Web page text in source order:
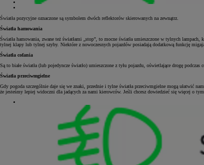
Corolla Hatchback
Światła pozycyjne oznaczone są symbolem dwóch reflektorów skierowanych na zewnątrz.
Światła hamowania
Światła hamowania, zwane też światłami „stop”, to mocne światła umieszczone w tylnych
tylnej klapy lub tylnej szyby. Niektóre z nowoczesnych pojazdów posiadają dodatkową funkcję
Światła cofania
Są to białe światła (lub pojedyncze światło) umieszczone z tyłu pojazdu, oświetlające drogę
Światła przeciwmgielne
Gdy pogoda szczególnie daje się we znaki, przednie i tylne światła przeciwmgielne mogą ułatwić
że jesteśmy lepiej widoczni dla jadących za nami kierowców. Jeśli chcesz dowiedzieć się więcej o